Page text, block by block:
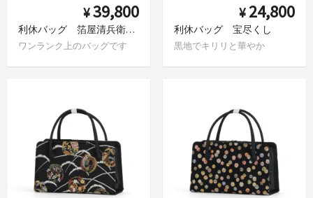
¥39,800
利休バッグ 箔屋清兵衛 名物裂文様
ワンランク上のバッグです
¥ 24,800
利休バッグ 宝尽くし
黒地でキリリと華やか